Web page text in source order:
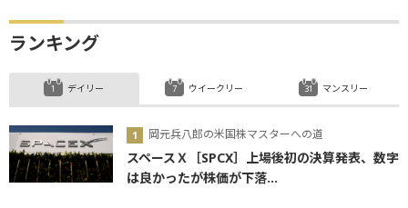
ランキング
デイリー
岡元兵八郎の米国株マスターへの道
スペースＸ［SPCX］上場後初の決算発表、数字
は良かったが株価が下落...
ウイークリー マンスリー